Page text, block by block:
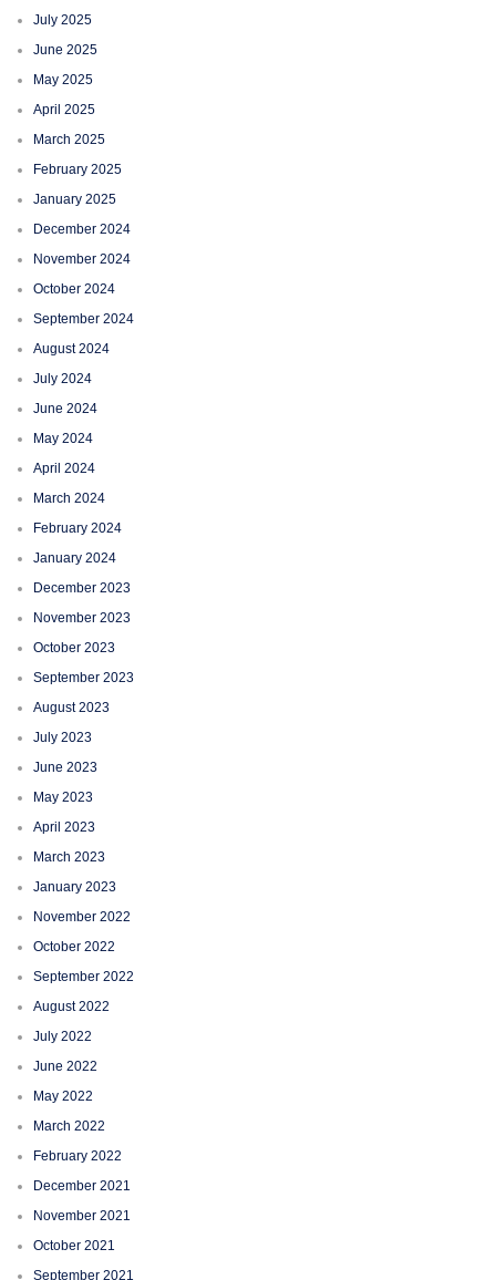
July 2025
June 2025
May 2025
April 2025
March 2025
February 2025
January 2025
December 2024
November 2024
October 2024
September 2024
August 2024
July 2024
June 2024
May 2024
April 2024
March 2024
February 2024
January 2024
December 2023
November 2023
October 2023
September 2023
August 2023
July 2023
June 2023
May 2023
April 2023
March 2023
January 2023
November 2022
October 2022
September 2022
August 2022
July 2022
June 2022
May 2022
March 2022
February 2022
December 2021
November 2021
October 2021
September 2021